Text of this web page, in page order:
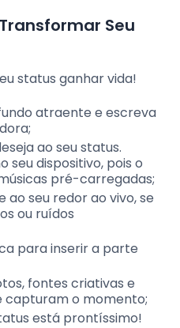
Seu
status ganhar vida!
atraente e escreva
ao seu status.
seu dispositivo, pois o
pré-carregadas;
ao seu redor ao vivo, se
ou ruídos
para inserir a parte
fontes criativas e
capturam o momento;
está prontíssimo!